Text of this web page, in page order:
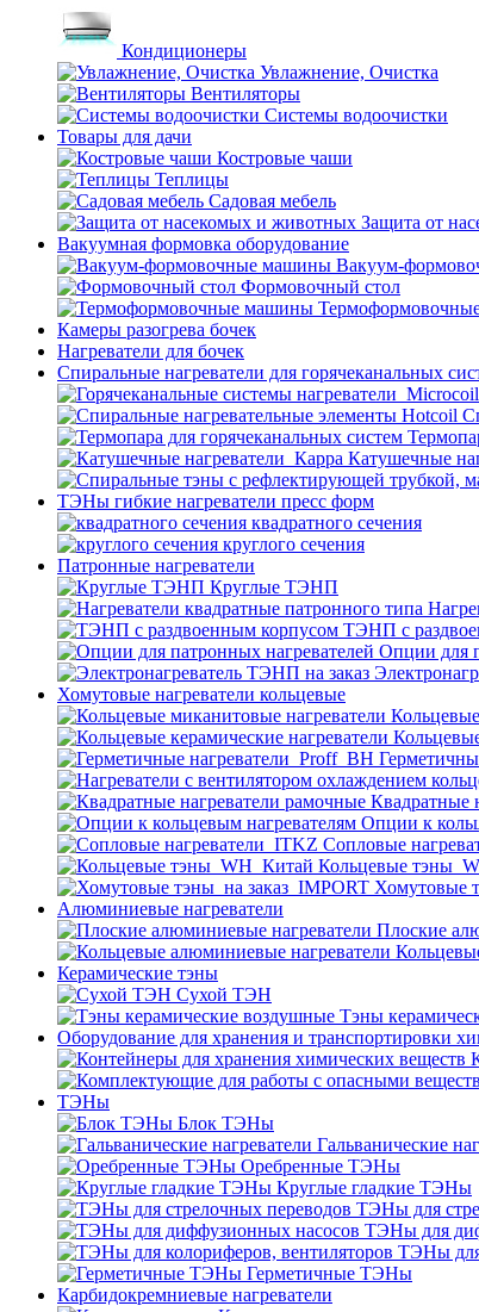
Кондиционеры
Увлажнение, Очистка
Вентиляторы
Системы водоочистки
Товары для дачи
Костровые чаши
Теплицы
Садовая мебель
Защита от
Вакуумная формовка оборудование
Вакуум-
Формовочный стол
Камеры разогрева бочек
Нагреватели для бочек
Спиральные нагреватели для горячеканальных
Катушечные
ТЭНы гибкие нагреватели пресс форм
квадратного сечения
круглого сечения
Патронные нагреватели
Круглые ТЭНП
ТЭНП с
Опции для
Хомутовые нагреватели кольцевые
Квадратные
Опции к
Cопловые
Кольцевые
Хомутовые
Алюминиевые нагреватели
Плоские
Керамические тэны
Сухой ТЭН
Тэны
Оборудование для хранения и транспортировки
ТЭНы
Блок ТЭНы
Гальванические
Оребренные ТЭНы
Круглые гладкие ТЭНы
ТЭНы для
ТЭНы для
ТЭНы для
Герметичные ТЭНы
Карбидокремниевые нагреватели